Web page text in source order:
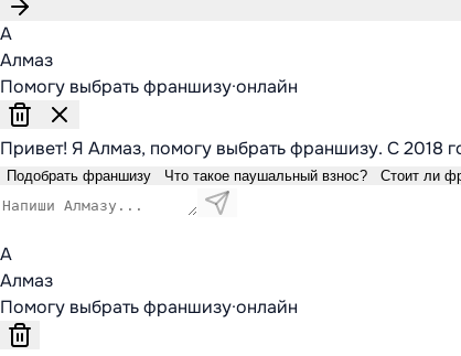
А
Алмаз
Помогу выбрать франшизу·онлайн
Привет! Я Алмаз, помогу выбрать франшизу. С 2018
Подобрать франшизу Что такое паушальный взнос? Стоит ли
А
Алмаз
Помогу выбрать франшизу·онлайн